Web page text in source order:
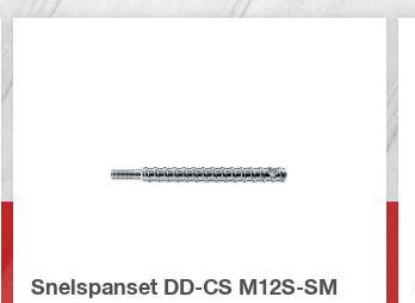
Snelspanset DD-CS M12S-SM